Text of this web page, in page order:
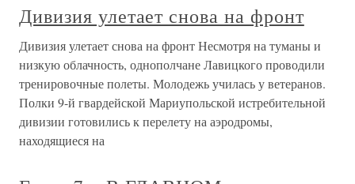
Дивизия улетает снова на фронт
Дивизия улетает снова на фронт Несмотря на туманы и
низкую облачность, однополчане Лавицкого проводили
тренировочные полеты. Молодежь училась у ветеранов.
Полки 9-й гвардейской Мариупольской истребительной
дивизии готовились к перелету на аэродромы,
находящиеся на